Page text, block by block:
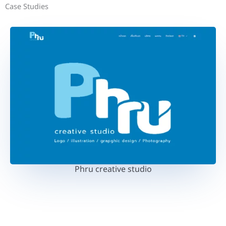
Case Studies
Phru creative studio